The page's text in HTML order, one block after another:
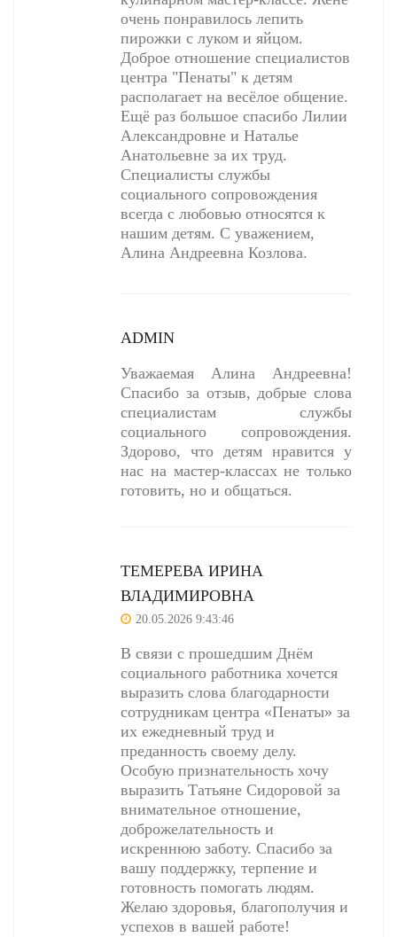
очень понравилось лепить
пирожки с луком и яйцом.
Доброе отношение специалистов
центра "Пенаты" к детям
располагает на весёлое общение.
Ещё раз большое спасибо Лилии
Александровне и Наталье
Анатольевне за их труд.
Специалисты службы
социального сопровождения
всегда с любовью относятся к
нашим детям. С уважением,
Алина Андреевна Козлова.
ADMIN
Уважаемая Алина Андреевна!
Спасибо за отзыв, добрые слова
специалистам службы
социального сопровождения.
Здорово, что детям нравится у
нас на мастер-классах не только
готовить, но и общаться.
ТЕМЕРЕВА ИРИНА
ВЛАДИМИРОВНА
20.05.2026 9:43:46
В связи с прошедшим Днём
социального работника хочется
выразить слова благодарности
сотрудникам центра «Пенаты» за
их ежедневный труд и
преданность своему делу.
Особую признательность хочу
выразить Татьяне Сидоровой за
внимательное отношение,
доброжелательность и
искреннюю заботу. Спасибо за
вашу поддержку, терпение и
готовность помогать людям.
Желаю здоровья, благополучия и
успехов в вашей работе!